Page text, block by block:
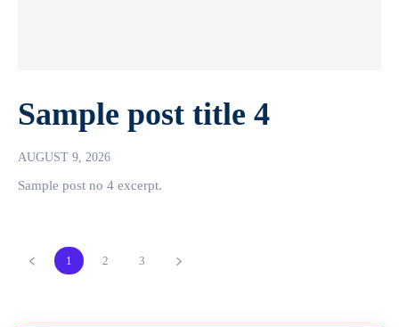
Sample post title 4
AUGUST 9, 2026
Sample post no 4 excerpt.
1 2 3